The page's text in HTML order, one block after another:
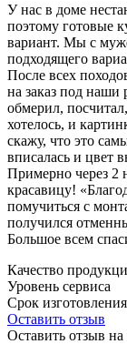
У нас в доме
поэтому готовые
вариант. Мы с
подходящего
После всех
на заказ под наши
обмерил,
хотелось, и
скажу, что это
вписалась и цвет
Примерно через 2
красавицу!
помучиться с
получился
Большое всем
Качество
Уровень сервиса
Срок изготовления
Оставить отзыв
Оставить отзыв